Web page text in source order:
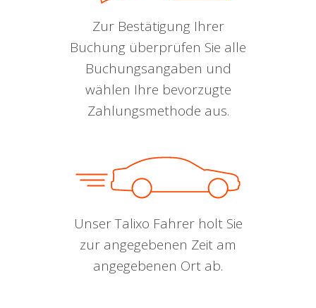
Zur Bestätigung Ihrer
Buchung überprüfen Sie alle
Buchungsangaben und
wählen Ihre bevorzugte
Zahlungsmethode aus.
Unser Talixo Fahrer holt Sie
zur angegebenen Zeit am
angegebenen Ort ab.